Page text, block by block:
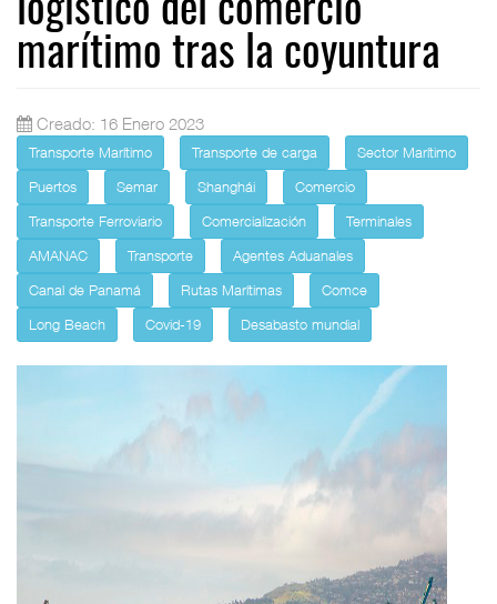
logístico del comercio
marítimo tras la coyuntura
Creado: 16 Enero 2023
Transporte Marítimo Transporte de carga
Sector Marítimo
Puertos
Semar Shanghái
Comercio
Transporte Ferroviario
Comercialización
Terminales
AMANAC
Transporte
Agentes Aduanales
Canal de Panamá
Rutas Marítimas
Comce
Long Beach
Covid-19 Desabasto mundial